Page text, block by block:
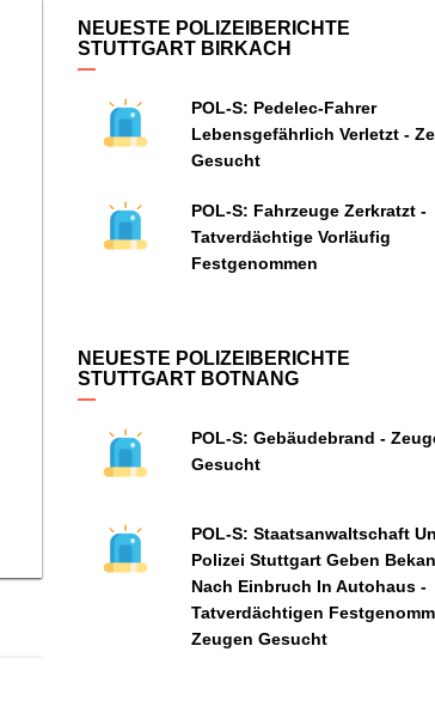
NEUESTE POLIZEIBERICHTE
STUTTGART BIRKACH
POL-S: Pedelec-Fahrer
Lebensgefährlich Verletzt -
Gesucht
POL-S: Fahrzeuge Zerkratzt -
Tatverdächtige Vorläufig
Festgenommen
NEUESTE POLIZEIBERICHTE
STUTTGART BOTNANG
POL-S: Gebäudebrand -
Gesucht
POL-S: Staatsanwaltschaft
Polizei Stuttgart Geben
Nach Einbruch In Autohaus -
Tatverdächtigen
Zeugen Gesucht